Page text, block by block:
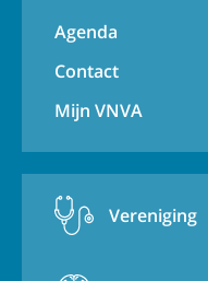
Agenda
Contact
Mijn VNVA
Vereniging